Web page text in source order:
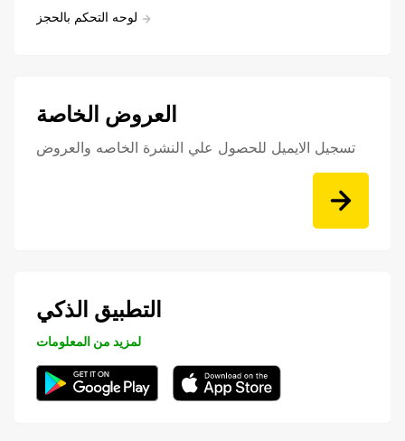
لوحه التحكم بالحجز
العروض الخاصة
تسجيل الايميل للحصول علي النشرة الخاصه والعروض
التطبيق الذكي
لمزيد من المعلومات